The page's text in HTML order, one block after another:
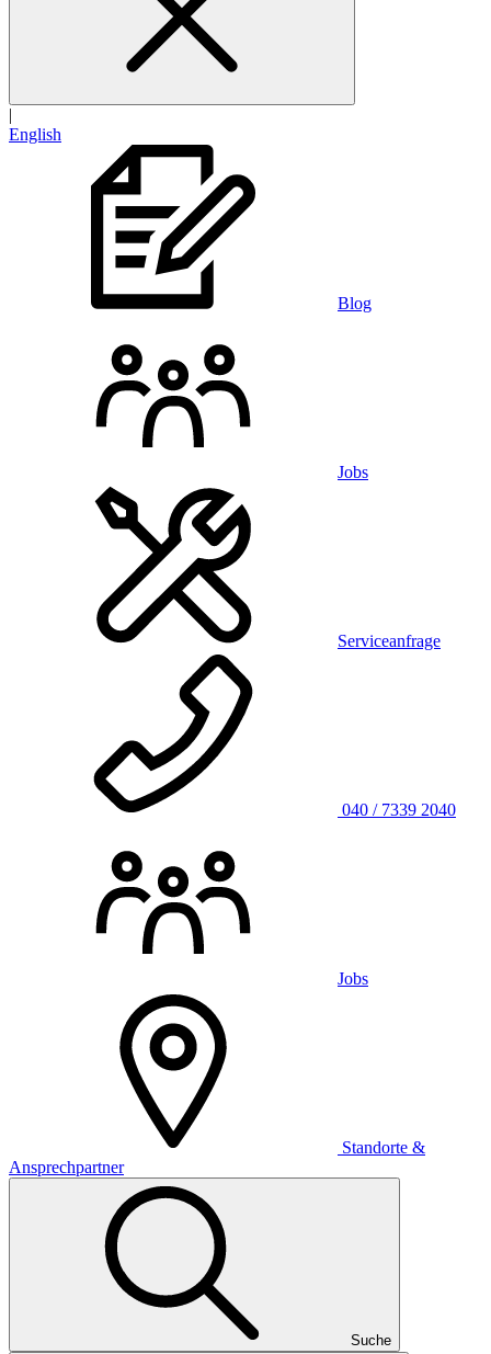
|
English
Blog
Jobs
Serviceanfrage
040 / 7339 2040
Jobs
Standorte &
Ansprechpartner
Suche